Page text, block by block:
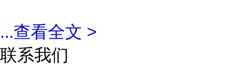
...查看全文 >
联系我们